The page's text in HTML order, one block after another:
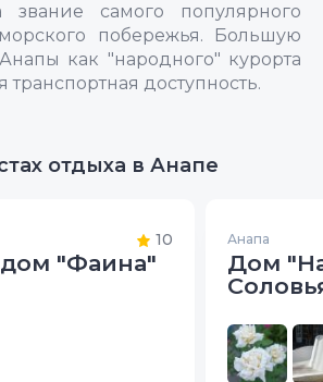
звание самого популярного
побережья. Большую
как "народного" курорта
транспортная доступность.
отдыха в Анапе
10
дом "Фаина"
Анапа
Дом